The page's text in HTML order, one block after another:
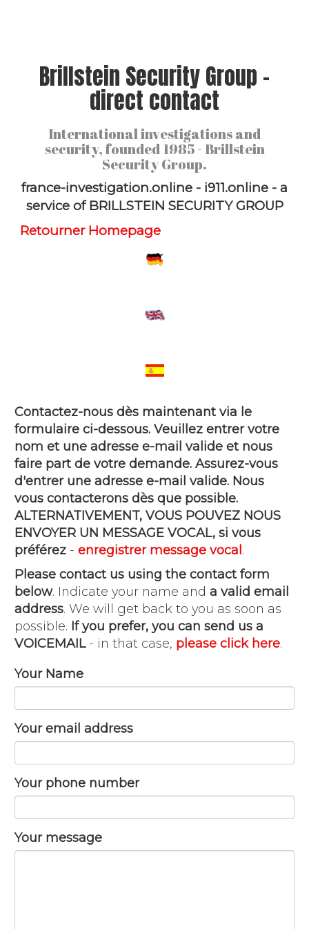
Brillstein Security Group -
direct contact
International investigations and
security, founded 1985 - Brillstein
Security Group.
france-investigation.online - i911.online - a
service of BRILLSTEIN SECURITY GROUP
Retourner Homepage
Contactez-nous dès maintenant via le
formulaire ci-dessous. Veuillez entrer votre
nom et une adresse e-mail valide et nous
faire part de votre demande. Assurez-vous
d'entrer une adresse e-mail valide. Nous
vous contacterons dès que possible.
ALTERNATIVEMENT, VOUS POUVEZ NOUS
ENVOYER UN MESSAGE VOCAL, si vous
préférez - enregistrer message vocal.
Please contact us using the contact form
below. Indicate your name and a valid email
address. We will get back to you as soon as
possible. If you prefer, you can send us a
VOICEMAIL- in that case, please click here.
Your Name
Your email address
Your phone number
Your message